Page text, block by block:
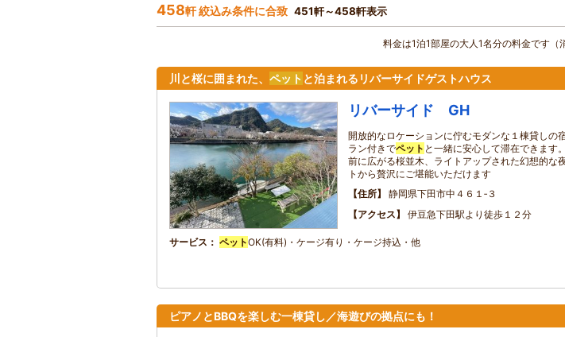
458軒 絞込み条件に合致 451軒～458軒表示
料金は1泊1部屋の大人1名分の料金です（
川と桜に囲まれた、 ペット と泊まれるリバーサイドゲストハウス
リバーサイド GH
開放的なロケーションに佇むモダンな１棟貸しの
ラン付きでペット と一緒に安心して滞在できます
前に広がる桜並木、ライトアップされた幻想的な
トから贅沢にご堪能いただけます
住所
静岡県下田市中４６１‐３
アクセス
伊豆急下田駅より徒歩１２分
サービス ペットOK(有料)・ケージ有り・ケージ持込・他
ピアノとBBQを楽しむ一棟貸し／海遊びの拠点にも！